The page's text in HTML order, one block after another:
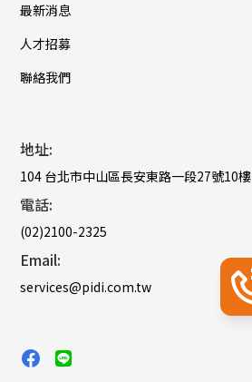
最新消息
人才招募
聯絡我們
地址:
104 台北市中山區長安東路一段27號10樓
電話:
(02)2100-2325
Email:
services@pidi.com.tw